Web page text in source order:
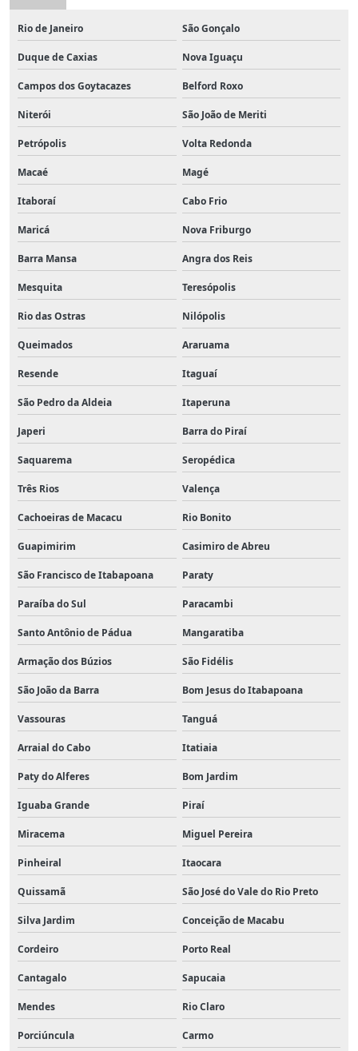
Rio de Janeiro São Gonçalo
Duque de Caxias Nova Iguaçu
Campos dos Goytacazes Belford Roxo
Niterói São João de Meriti
Petrópolis Volta Redonda
Macaé Magé
Itaboraí Cabo Frio
Maricá Nova Friburgo
Barra Mansa Angra dos Reis
Mesquita Teresópolis
Rio das Ostras Nilópolis
Queimados Araruama
Resende Itaguaí
São Pedro da Aldeia Itaperuna
Japeri Barra do Piraí
Saquarema Seropédica
Três Rios Valença
Cachoeiras de Macacu Rio Bonito
Guapimirim Casimiro de Abreu
São Francisco de Itabapoana Paraty
Paraíba do Sul Paracambi
Santo Antônio de Pádua Mangaratiba
Armação dos Búzios São Fidélis
São João da Barra Bom Jesus do Itabapoana
Vassouras Tanguá
Arraial do Cabo Itatiaia
Paty do Alferes Bom Jardim
Iguaba Grande Piraí
Miracema Miguel Pereira
Pinheiral Itaocara
Quissamã São José do Vale do Rio Preto
Silva Jardim Conceição de Macabu
Cordeiro Porto Real
Cantagalo Sapucaia
Mendes Rio Claro
Porciúncula Carmo